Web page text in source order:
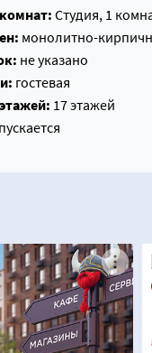
Студия, 1
монолитно-
не указано
гостевая
17 этажей